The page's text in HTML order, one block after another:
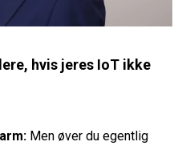
hvis jeres IoT ikke
Men øver du egentlig